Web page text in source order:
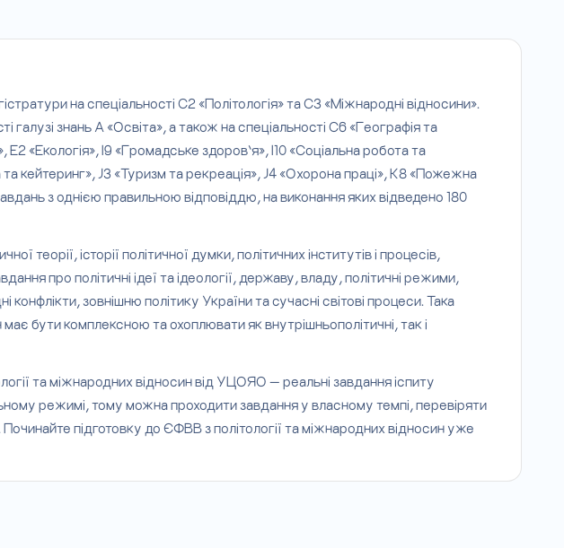
на спеціальності С2 «Політологія» та С3 «Міжнародні відносини».
знань А «Освіта», а також на спеціальності С6 «Географія та
«Екологія», І9 «Громадське здоров’я», І10 «Соціальна робота та
кейтеринг», J3 «Туризм та рекреація», J4 «Охорона праці», К8 «Пожежна
з однією правильною відповіддю, на виконання яких відведено 180
теорії, історії політичної думки, політичних інститутів і процесів,
про політичні ідеї та ідеології, державу, владу, політичні режими,
зовнішню політику України та сучасні світові процеси. Така
бути комплексною та охоплювати як внутрішньополітичні, так і
та міжнародних відносин від УЦОЯО — реальні завдання іспиту
режимі, тому можна проходити завдання у власному темпі, перевіряти
підготовку до ЄФВВ з політології та міжнародних відносин уже